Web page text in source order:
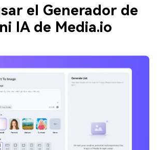
el Generador de
IA de Media.io